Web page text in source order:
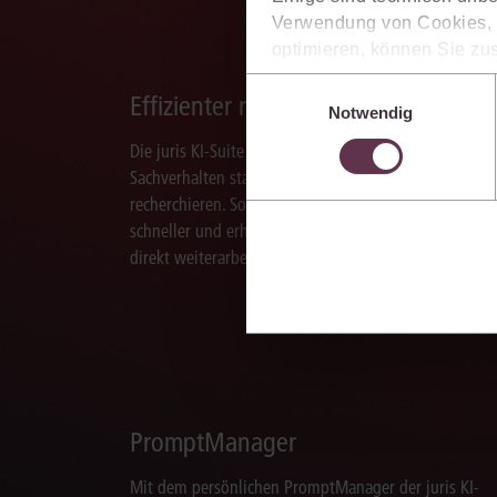
Verwendung von
optimieren, können Sie
sich auch damit
die USA) übermittelt
im Cookiebanner sowie in
Notwendig
Effizienter recherchieren
Die juris KI-Suite ermöglicht Ihnen, nach ganzen
Sachverhalten statt nur nach Stichworten zu
recherchieren. So finden Sie relevante Inhalte
schneller und erhalten Ergebnisse, mit denen Sie
direkt weiterarbeiten können.
PromptManager
Mit dem persönlichen PromptManager der juris KI-